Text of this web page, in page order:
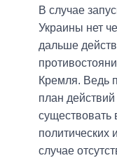
В случае
Украины нет
дальше
Кремля. Ведь
план
существовать
политических
случае